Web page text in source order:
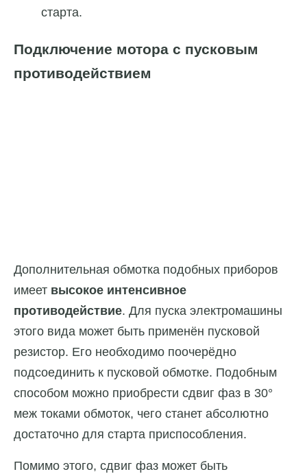
старта.
Подключение мотора с пусковым
противодействием
Дополнительная обмотка подобных приборов
имеет высокое интенсивное
противодействие. Для пуска электромашины
этого вида может быть применён пусковой
резистор. Его необходимо поочерёдно
подсоединить к пусковой обмотке. Подобным
способом можно приобрести сдвиг фаз в 30°
меж токами обмоток, чего станет абсолютно
достаточно для старта приспособления.
Помимо этого, сдвиг фаз может быть